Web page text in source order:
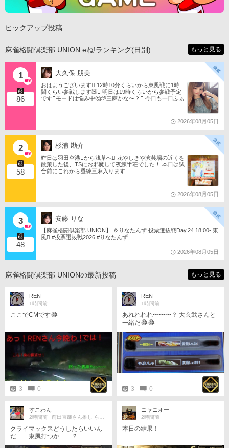
ピックアップ投稿
麻雀格闘倶楽部 UNION eね!ランキング(日別) もっと見る
1
86
大久保 朋美
おはようございます󾀀️ 12時10分くらいから東風戦に1時
間くらい参戦します🧸󾬏 明日は19時くらいから参戦予定
です󾭨️モードは悩み中🤔💭三麻かな〜？󾠋️ 今日も一日ふぁ
2026年08月05日
2
58
杉浦 勘介
昨日は羽田空港󾟩️から浅草へ󾟠 花やしきや演芸場の近くを
散策した後、TSにお邪魔して夜練半荘でした！ 本日は試
合前にこれから昼練三麻入ります󾠋️
2026年08月05日
3
48
安藤 りな
【麻雀格闘倶楽部 UNION】 ＆りなたんず 投票選抜戦Day.24 18:00- 東
風󾁃 #投票選抜戦2026 #りなたんず
2026年08月05日
麻雀格闘倶楽部 UNIONの最新投稿 もっと見る
REN
1時間前
ここでCMです😂
3 0
REN
1時間前
あれれれれ〜〜〜？ 大玄武さんと
一緒だ😂😂
3 0
すこわん
2時間前 前田直哉さん推し らっこ軍🦦󾬐
クライマックスどうしたらいいん
だ……東風打つか……？
ニャニオー
2時間前
本日の結果！